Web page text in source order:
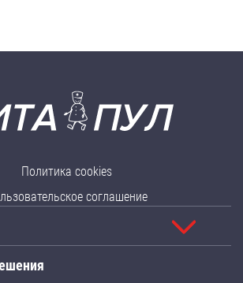
Политика cookies
соглашение